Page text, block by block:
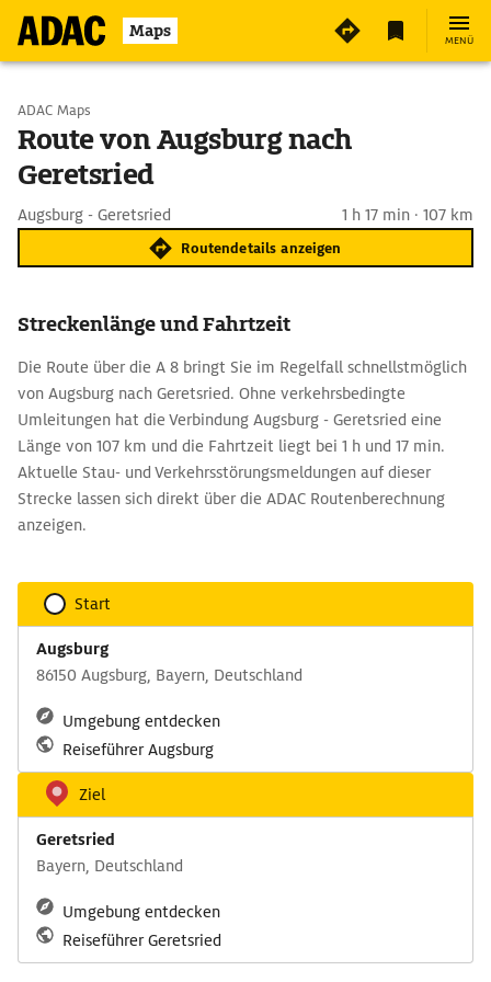
Maps MENÜ
Start wählen
Ziel eingeben
ADAC Maps
Route von Augsburg nach
Geretsried
Augsburg - Geretsried 1 h 17 min · 107 km
Routendetails anzeigen
Streckenlänge und Fahrtzeit
Die Route über die A 8 bringt Sie im Regelfall schnellstmöglich
von Augsburg nach Geretsried. Ohne verkehrsbedingte
Umleitungen hat die Verbindung Augsburg - Geretsried eine
Länge von 107 km und die Fahrtzeit liegt bei 1 h und 17 min.
Aktuelle Stau- und Verkehrsstörungsmeldungen auf dieser
Strecke lassen sich direkt über die ADAC Routenberechnung
anzeigen.
Start
Augsburg
86150 Augsburg, Bayern, Deutschland
Umgebung entdecken
Reiseführer Augsburg
Ziel
Geretsried
Bayern, Deutschland
Umgebung entdecken
Reiseführer Geretsried